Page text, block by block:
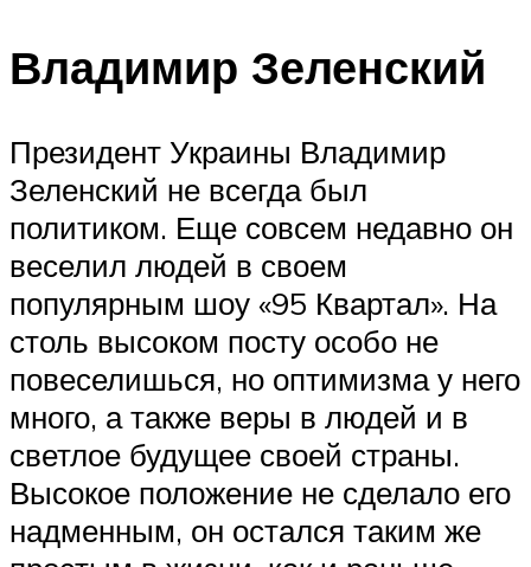
Владимир Зеленский
Президент Украины Владимир
Зеленский не всегда был
политиком. Еще совсем недавно он
веселил людей в своем
популярным шоу «95 Квартал‎». На
столь высоком посту особо не
повеселишься, но оптимизма у него
много, а также веры в людей и в
светлое будущее своей страны.
Высокое положение не сделало его
надменным, он остался таким же